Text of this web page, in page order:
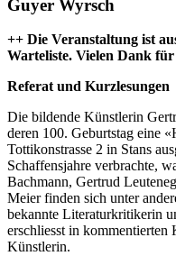
Guyer Wyrsch
++ Die Veranstaltung ist
Warteliste. Vielen Dank
Referat und Kurzlesungen
Die bildende Künstlerin
deren 100. Geburtstag eine
Tottikonstrasse 2 in Stans
Schaffensjahre verbrachte,
Bachmann, Gertrud
Meier finden sich unter
bekannte Literaturkritikerin
erschliesst in kommentierten
Künstlerin.